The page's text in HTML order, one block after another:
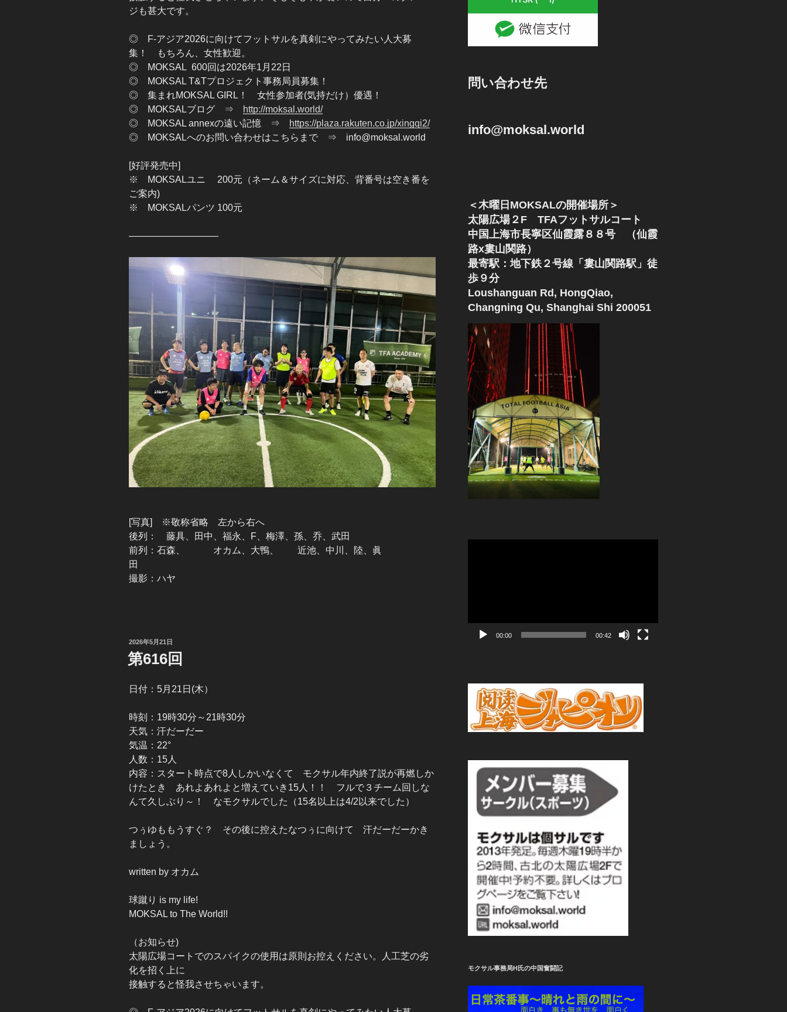
ジも甚大です。
◎ F-アジア2026に向けてフットサルを真剣にやってみたい人大募
集！ もちろん、女性歓迎。
◎ MOKSAL 600回は2026年1月22日
◎ MOKSAL T&Tプロジェクト事務局員募集！
◎ 集まれMOKSAL GIRL！ 女性参加者(気持だけ）優遇！
◎ MOKSALブログ ⇒
http://moksal.world/
◎ MOKSAL annexの遠い記憶 ⇒
https://plaza.rakuten.co.jp/xingqi2/
◎ MOKSALへのお問い合わせはこちらまで ⇒ info@moksal.world
[好評発売中]
※ MOKSALユニ 200元（ネーム＆サイズに対応、背番号は空き番を
ご案内)
※ MOKSALパンツ 100元
—————————–
[写真] ※敬称省略 左から右へ
後列： 藤具、田中、福永、F、梅澤、孫、乔、武田
前列：石森、 オカム、大鴨、 近池、中川、陸、眞
田
撮影：ハヤ
投
稿
日:
2026年5月21日
第616回
日付：5月21日(木）
時刻：19時30分～21時30分
天気：汗だーだー
気温：22°
人数：15人
内容：スタート時点で8人しかいなくて モクサル年内終了説が再燃しか
けたとき あれよあれよと増えていき15人！！ フルで３チーム回しな
んて久しぶり～！ なモクサルでした（15名以上は4/2以来でした）
つぅゆももうすぐ？ その後に控えたなつぅに向けて 汗だーだーかき
ましょう。
written by オカム
球蹴り is my life!
MOKSAL to The World!!
（お知らせ)
太陽広場コートでのスパイクの使用は原則お控えください。人工芝の劣
化を招く上に
接触すると怪我させちゃいます。
問い合わせ先
info@moksal.world
＜木曜日MOKSALの開催場所＞
太陽広場２F TFAフットサルコート
中国上海市長寧区仙霞露８８号 （仙霞
路x婁山関路）
最寄駅：地下鉄２号線「婁山関路駅」徒
歩９分
Loushanguan Rd, HongQiao,
Changning Qu, Shanghai Shi 200051
ー
00:00 00:42
モクサル事務局H氏の中国奮闘記